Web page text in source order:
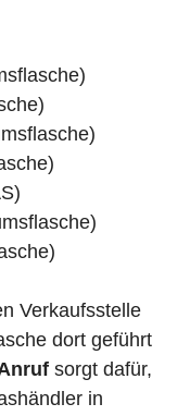
Verkaufsstelle
dort geführt
sorgt dafür,
in